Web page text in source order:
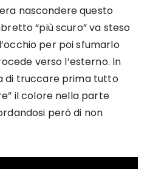
nascondere questo
“più scuro” va steso
per poi sfumarlo
verso l’esterno. In
di truccare prima tutto
il colore nella parte
però di non